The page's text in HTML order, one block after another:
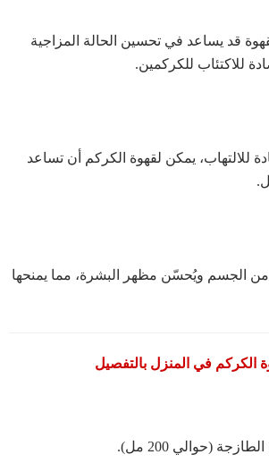
قد يساعد في تحسين الحالة المزاجية
للاكتئاب للكركمين.
للالتهاب، يمكن لقهوة الكركم أن تساعد
من الجسم ويُحسّن مظهر البشرة، مما يمنحها
الكركم في المنزل بالتفصيل
(حوالي 200 مل).